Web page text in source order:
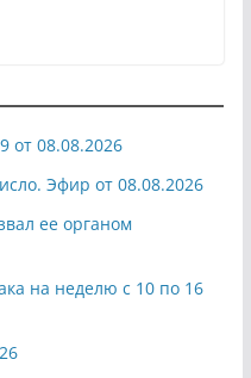
от 08.08.2026
Эфир от 08.08.2026
ее органом
на неделю с 10 по 16